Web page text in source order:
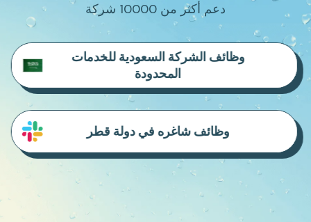
دعم أكثر من 10000 شركة
وظائف الشركة السعودية للخدمات
المحدودة
وظائف شاغره في دولة قطر